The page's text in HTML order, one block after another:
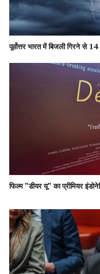
पूर्वोत्तर भारत में बिजली गिरने से 14
फिल्म "डीयर यू" का प्रीमियर